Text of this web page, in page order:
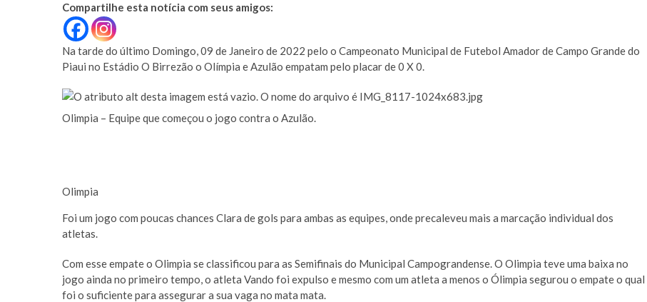
Compartilhe esta notícia com seus amigos:
Na tarde do último Domingo, 09 de Janeiro de 2022 pelo o Campeonato Municipal de Futebol Amador de Campo Grande do
Piaui no Estádio O Birrezão o Olímpia e Azulão empatam pelo placar de 0 X 0.
Olimpia – Equipe que começou o jogo contra o Azulão.
Olimpia
Foi um jogo com poucas chances Clara de gols para ambas as equipes, onde precaleveu mais a marcação individual dos
atletas.
Com esse empate o Olimpia se classificou para as Semifinais do Municipal Campograndense. O Olimpia teve uma baixa no
jogo ainda no primeiro tempo, o atleta Vando foi expulso e mesmo com um atleta a menos o Ólimpia segurou o empate o qual
foi o suficiente para assegurar a sua vaga no mata mata.